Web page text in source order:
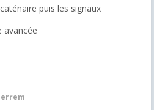
puis les signaux
avancée